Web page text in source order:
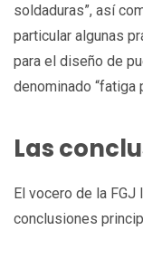
soldaduras”, así
particular algunas
para el diseño de
denominado “fatiga
Las
El vocero de la
conclusiones